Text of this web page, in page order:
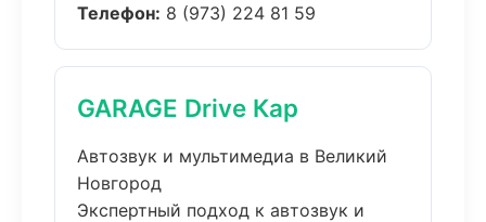
Телефон: 8 (973) 224 81 59
GARAGE Drive Кар
Автозвук и мультимедиа в Великий
Новгород
Экспертный подход к автозвук и